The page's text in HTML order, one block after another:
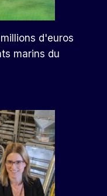
d'euros
marins du